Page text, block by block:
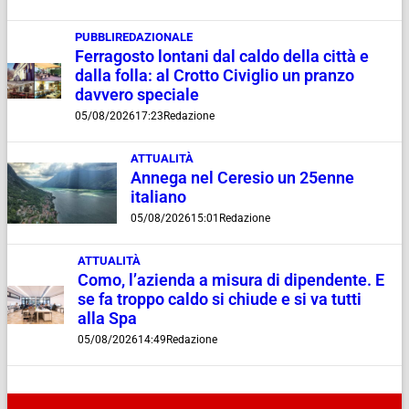
PUBBLIREDAZIONALE
Ferragosto lontani dal caldo della città e
dalla folla: al Crotto Civiglio un pranzo
davvero speciale
05/08/202617:23 Redazione
ATTUALITÀ
Annega nel Ceresio un 25enne
italiano
05/08/202615:01 Redazione
ATTUALITÀ
Como, l’azienda a misura di dipendente. E
se fa troppo caldo si chiude e si va tutti
alla Spa
05/08/202614:49 Redazione